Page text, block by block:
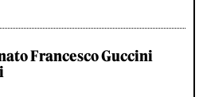
Francesco Guccini